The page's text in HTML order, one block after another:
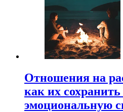
Отношения на
как их
эмоциональную